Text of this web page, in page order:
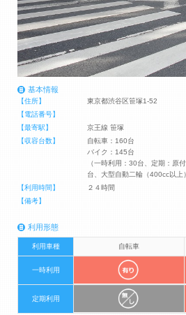
基本情報
【住所】
東京都渋谷区笹塚1-52
【電話番号】
【最寄駅】
京王線 笹塚
【収容台数】
自転車：160台
バイク：145台
（一時利用：30台、定期：原
台、大型自動二輪（400cc以上
【利用時間】
２４時間
【備考】
利用形態
利用車種 自転車
一時利用
定期利用